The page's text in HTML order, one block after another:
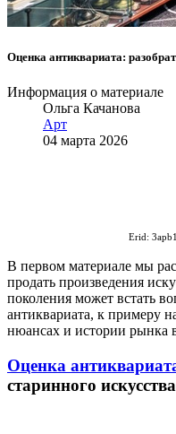
Оценка антиквариата:
Информация о материале
Ольга Качанова
Арт
04 марта 2026
Erid:
В первом материале мы
продать произведения
поколения может встать
антиквариата, к примеру
нюансах и истории рынка
Оценка
старинного